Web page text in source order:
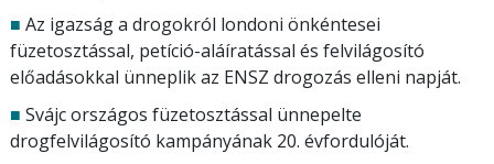
■ Az igazság a drogokról londoni önkéntesei
füzetosztással, petíció-aláíratással és felvilágosító
előadásokkal ünneplik az ENSZ drogozás elleni napját.
■ Svájc országos füzetosztással ünnepelte
drogfelvilágosító kampányának 20. évfordulóját.